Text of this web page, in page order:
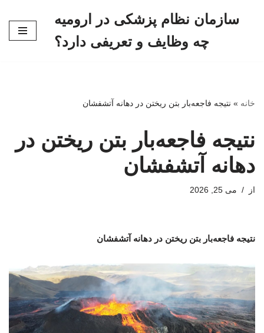
سازمان نظام پزشکی در ارومیه
چه وظایف و تعریفی دارد؟
خانه » نتیجه فاجعه‌بار بتن ریختن در دهانه آتشفشان
نتیجه فاجعه‌بار بتن ریختن در
دهانه آتشفشان
از می 25, 2026
نتیجه فاجعه‌بار بتن ریختن در دهانه آتشفشان